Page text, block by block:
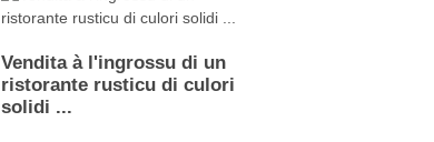
Vendita à l'ingrossu di un
ristorante rusticu di culori
solidi ...